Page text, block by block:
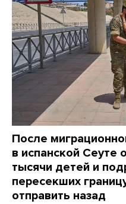
После
в испанской Сеуте
тысячи детей и
пересекших
отправить назад